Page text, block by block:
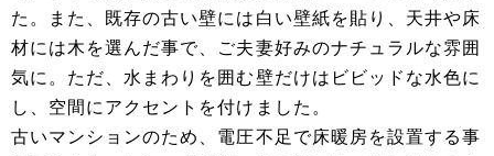
た。また、既存の古い壁には白い壁紙を貼り、天井や床
材には木を選んだ事で、ご夫妻好みのナチュラルな雰囲
気に。ただ、水まわりを囲む壁だけはビビッドな水色に
し、空間にアクセントを付けました。
古いマンションのため、電圧不足で床暖房を設置する事